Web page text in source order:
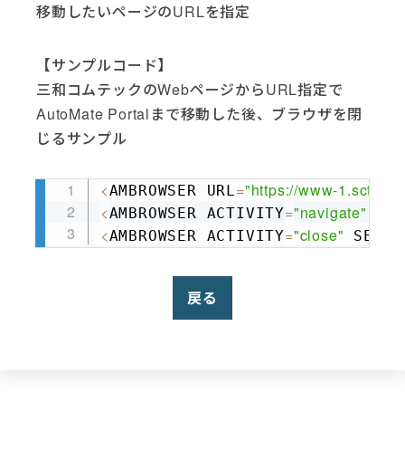
移動したいページのURLを指定
【サンプルコード】
三和コムテックのWebページからURL指定で
AutoMate Portalまで移動した後、ブラウザを閉
じるサンプル
<AMBROWSER URL="https://www-
<AMBROWSER ACTIVITY="navigate"
<AMBROWSER ACTIVITY="close"
Copy
戻る